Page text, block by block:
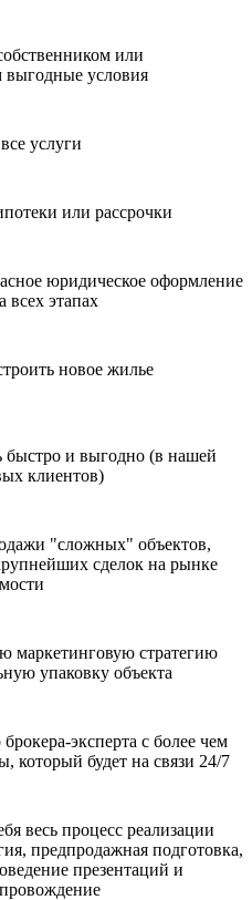
или
выгодные условия
услуги
или рассрочки
юридическое оформление
всех этапах
новое жилье
и выгодно (в нашей
клиентов)
"сложных" объектов,
сделок на рынке
маркетинговую стратегию
упаковку объекта
эксперта с более чем
который будет на связи 24/7
весь процесс реализации
предпродажная подготовка,
презентаций и